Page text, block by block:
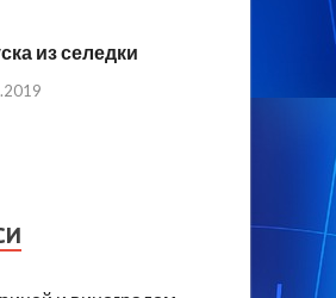
из селедки